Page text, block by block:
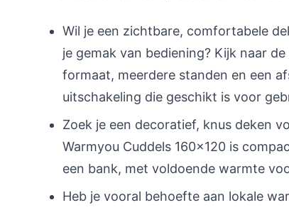
Wil je een zichtbare, comfortabele
je gemak van bediening? Kijk naar
formaat, meerdere standen en een
uitschakeling die geschikt is voor
Zoek je een decoratief, knus deken
Warmyou Cuddels 160x120 is
een bank, met voldoende warmte
Heb je vooral behoefte aan lokale